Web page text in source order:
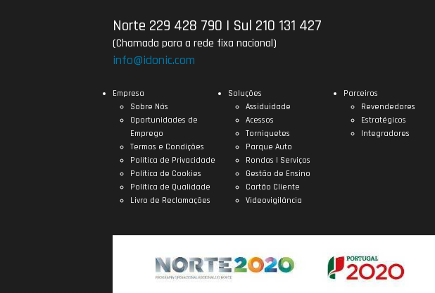
Norte 229 428 790 | Sul 210 131 427
(Chamada para a rede fixa nacional)
info@idonic.com
Empresa
Sobre Nós
Oportunidades de
Emprego
Termos e Condições
Política de Privacidade
Política de Cookies
Política de Qualidade
Livro de Reclamações
Soluções
Assiduidade
Acessos
Torniquetes
Parque Auto
Rondas | Serviços
Gestão de Ensino
Cartão Cliente
Videovigilância
Parceiros
Revendedores
Estratégicos
Integradores